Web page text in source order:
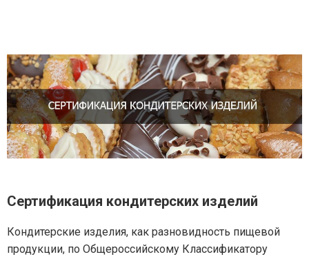
Сертификация кондитерских изделий
Кондитерские изделия, как разновидность пищевой
продукции, по Общероссийскому Классификатору